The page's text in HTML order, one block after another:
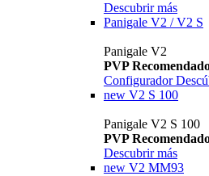
Descubrir más
Panigale V2 / V2 S
Panigale V2
PVP
Configurador
new V2 S 100
Panigale V2 S 100
PVP
Descubrir más
new V2 MM93